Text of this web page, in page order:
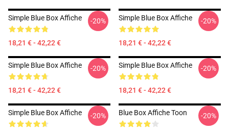
Simple Blue Box Affiche
18,21 € - 42,22 €
-20% Simple Blue Box Affiche
18,21 € - 42,22 €
-20%
Simple Blue Box Affiche
18,21 € - 42,22 €
-20% Simple Blue Box Affiche
18,21 € - 42,22 €
-20%
Simple Blue Box Affiche -20% Blue Box Affiche Toon -20%